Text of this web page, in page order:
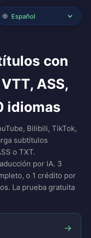
con
ASS,
idiomas
Bilibili, TikTok,
subtítulos
o TXT.
por IA. 3
o 1 crédito por
La prueba gratuita
→
🌐